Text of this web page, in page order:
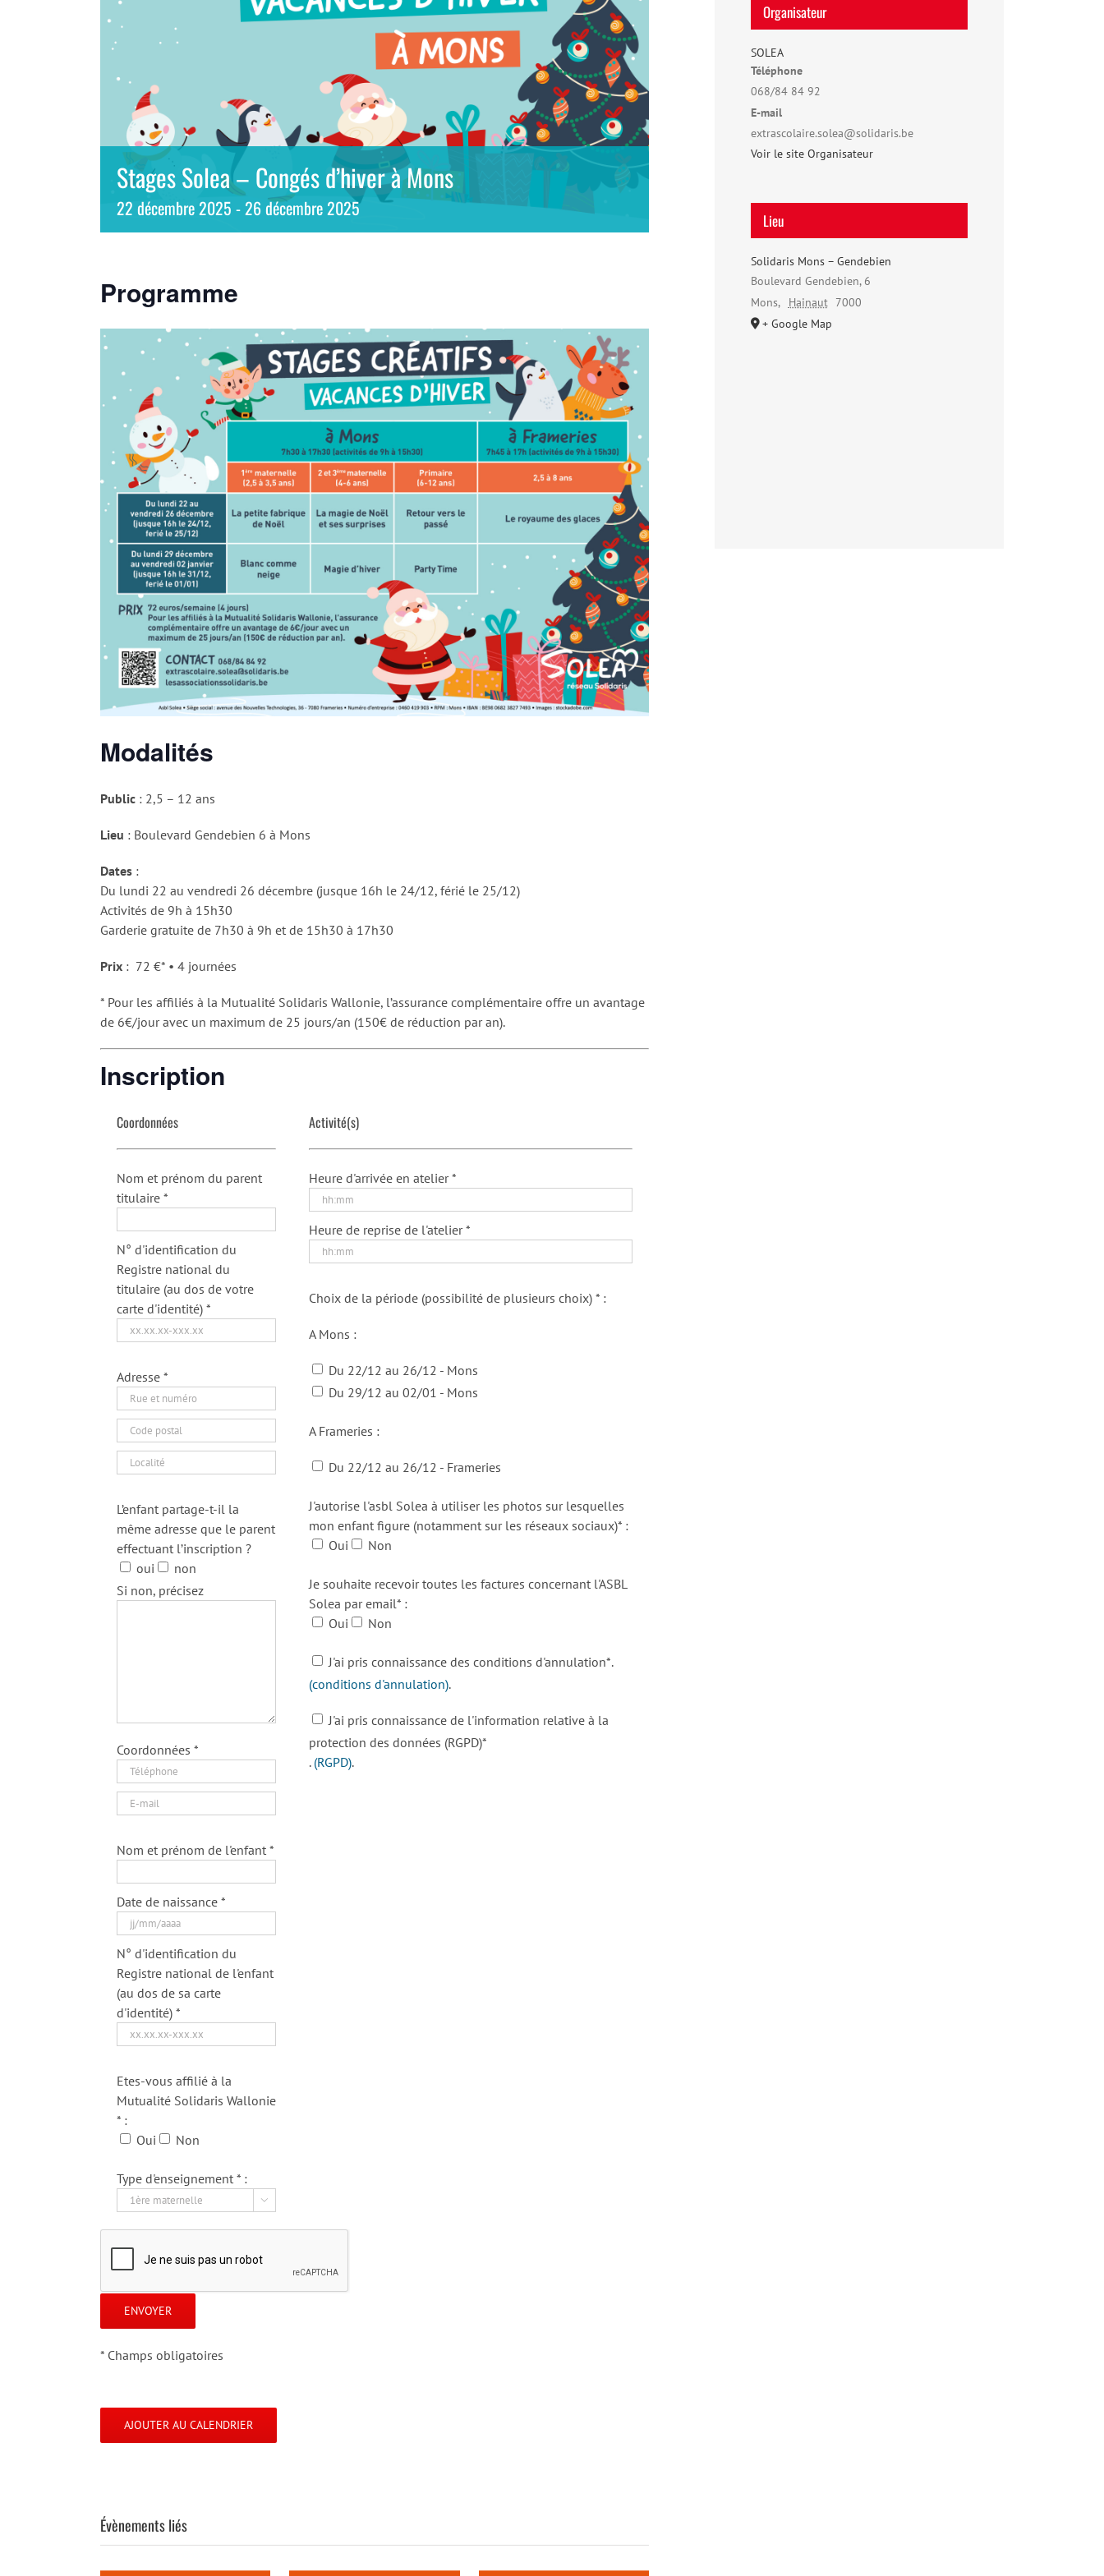
Stages Solea – Congés d’hiver à Mons
22 décembre 2025 -26 décembre 2025
Programme
Modalités
Public : 2,5 – 12 ans
Lieu : Boulevard Gendebien 6 à Mons
Dates :
Du lundi 22 au vendredi 26 décembre (jusque 16h le 24/12, férié le 25/12)
Activités de 9h à 15h30
Garderie gratuite de 7h30 à 9h et de 15h30 à 17h30
Prix : 72 €* • 4 journées
* Pour les affiliés à la Mutualité Solidaris Wallonie, l’assurance complémentaire offre un avantage
de 6€/jour avec un maximum de 25 jours/an (150€ de réduction par an).
Inscription
Coordonnées Activité(s)
Nom et prénom du parent
titulaire *
N° d'identification du
Registre national du
titulaire (au dos de votre
carte d'identité) *
Adresse *
L’enfant partage-t-il la
même adresse que le parent
effectuant l’inscription ?
oui
non
Si non, précisez
Coordonnées *
Nom et prénom de l'enfant *
Date de naissance *
N° d'identification du
Registre national de l'enfant
(au dos de sa carte
d'identité) *
Etes-vous affilié à la
Mutualité Solidaris Wallonie
* :
Oui
Non
Type d'enseignement * :

Heure d'arrivée en atelier *
Heure de reprise de l'atelier *
Choix de la période (possibilité de plusieurs choix) * :
A Mons :
Du 22/12 au 26/12 - Mons
Du 29/12 au 02/01 - Mons
A Frameries :
Du 22/12 au 26/12 - Frameries
J'autorise l'asbl Solea à utiliser les photos sur lesquelles
mon enfant figure (notamment sur les réseaux sociaux)* :
Oui
Non
Je souhaite recevoir toutes les factures concernant l'ASBL
Solea par email* :
Oui
Non
J'ai pris connaissance des conditions d'annulation*.
(conditions d'annulation).
J'ai pris connaissance de l'information relative à la
protection des données (RGPD)*
. (RGPD).
* Champs obligatoires
AJOUTER AU CALENDRIER
Évènements liés
Organisateur
SOLEA
Téléphone
068/84 84 92
E-mail
extrascolaire.solea@solidaris.be
Voir le site Organisateur
Lieu
Solidaris Mons – Gendebien
Boulevard Gendebien, 6
Mons, Hainaut 7000
+ Google Map